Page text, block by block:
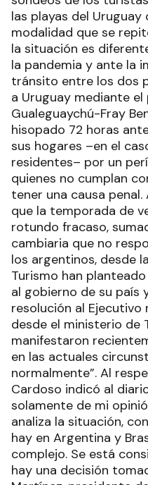
las playas del
modalidad que se
la situación es
la pandemia y ante la
tránsito entre los dos
a Uruguay mediante
Gualeguaychú-Fray
hisopado 72 horas
sus hogares –en el
residentes– por un
quienes no cumplan
tener una causa
que la temporada de
rotundo fracaso,
cambiaria que no
los argentinos, desde
Turismo han
al gobierno de su país
resolución al Ejecutivo
desde el ministerio de
manifestaron
en las actuales
normalmente”. Al
Cardoso indicó al
solamente de mi
analiza la situación,
hay en Argentina y
complejo. Se está
hay una decisión